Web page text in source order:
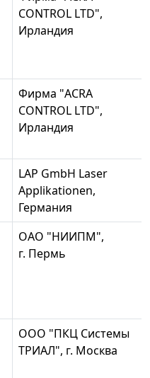
CONTROL LTD",
Ирландия
Фирма "ACRA
CONTROL LTD",
Ирландия
LAP GmbH Laser
Applikationen,
Германия
ОАО "НИИПМ",
г. Пермь
ООО "ПКЦ Системы
ТРИАЛ", г. Москва